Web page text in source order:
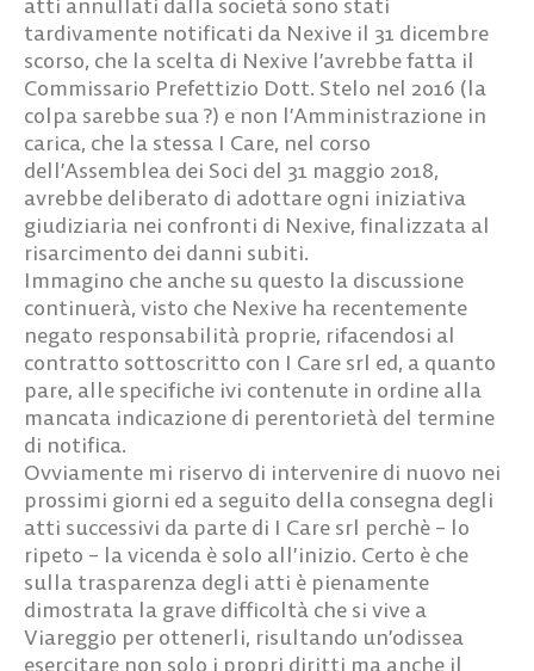
tardivamente notificati da Nexive il 31 dicembre
scorso, che la scelta di Nexive l’avrebbe fatta il
Commissario Prefettizio Dott. Stelo nel 2016 (la
colpa sarebbe sua ?) e non l’Amministrazione in
carica, che la stessa I Care, nel corso
dell’Assemblea dei Soci del 31 maggio 2018,
avrebbe deliberato di adottare ogni iniziativa
giudiziaria nei confronti di Nexive, finalizzata al
risarcimento dei danni subiti.
Immagino che anche su questo la discussione
continuerà, visto che Nexive ha recentemente
negato responsabilità proprie, rifacendosi al
contratto sottoscritto con I Care srl ed, a quanto
pare, alle specifiche ivi contenute in ordine alla
mancata indicazione di perentorietà del termine
di notifica.
Ovviamente mi riservo di intervenire di nuovo nei
prossimi giorni ed a seguito della consegna degli
atti successivi da parte di I Care srl perchè – lo
ripeto – la vicenda è solo all’inizio. Certo è che
sulla trasparenza degli atti è pienamente
dimostrata la grave difficoltà che si vive a
Viareggio per ottenerli, risultando un’odissea
esercitare non solo i propri diritti ma anche il